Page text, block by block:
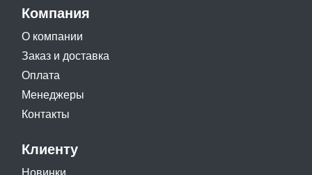
Компания
О компании
Заказ и доставка
Оплата
Менеджеры
Контакты
Клиенту
Новинки